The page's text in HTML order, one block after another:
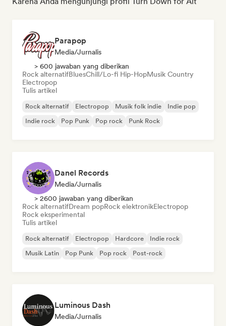
Parapop
Media/Jurnalis
> 600 jawaban yang diberikan
Rock alternatifBluesChill/Lo-fi Hip-HopMusik Country
Electropop
Tulis artikel
Rock alternatif Electropop Musik folk indie
Indie pop
Indie rock
Pop Punk Pop rock Punk Rock
Danel Records
Media/Jurnalis
> 2600 jawaban yang diberikan
Rock alternatifDream popRock elektronikElectropop
Rock eksperimental
Tulis artikel
Rock alternatif Electropop Hardcore
Indie rock
Musik Latin
Pop Punk Pop rock Post-rock
Luminous Dash
Media/Jurnalis